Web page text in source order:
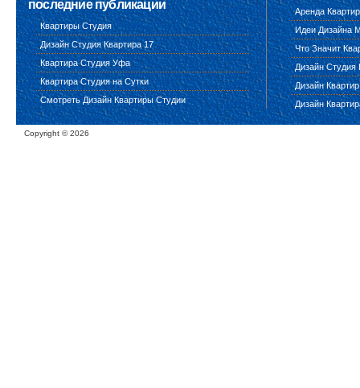
последние публикации
Квартиры Студия
Дизайн Студия Квартира 17
Квартира Студия Уфа
Квартира Студия на Сутки
Смотреть Дизайн Квартиры Студии
Аренда
Идеи Дизайна
Что Значит
Дизайн Студия
Дизайн
Дизайн
Copyright ©2026